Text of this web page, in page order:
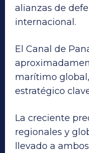
alianzas de
internacional.
El Canal de
marítimo
estratégico
La creciente
regionales y
llevado a